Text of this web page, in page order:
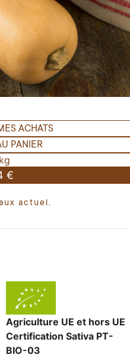
ACHATS
PANIER
€
actuel.
Agriculture UE et hors UE
Certification Sativa PT-
BIO-03